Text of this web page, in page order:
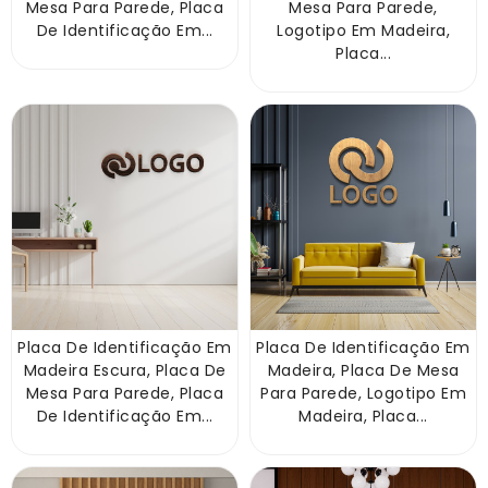
Mesa Para Parede, Placa
De Identificação Em...
Mesa Para Parede,
Logotipo Em Madeira,
Placa...
Placa De Identificação Em
Madeira Escura, Placa De
Mesa Para Parede, Placa
De Identificação Em...
Placa De Identificação Em
Madeira, Placa De Mesa
Para Parede, Logotipo Em
Madeira, Placa...